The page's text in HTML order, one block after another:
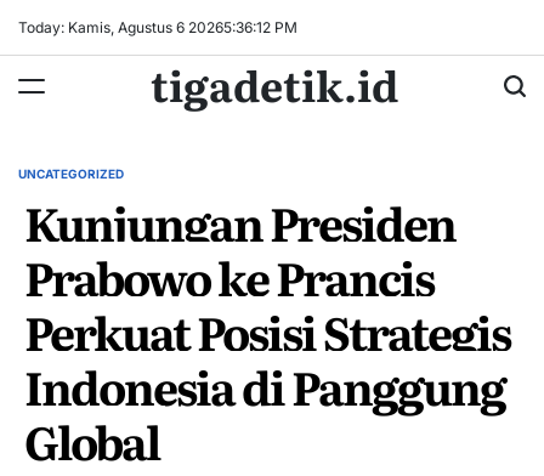
Today: Kamis, Agustus 6 20265:36:13 PM
tigadetik.id
POSTED
UNCATEGORIZED
Kunjungan Presiden
Prabowo ke Prancis
Perkuat Posisi Strategis
Indonesia di Panggung
Global